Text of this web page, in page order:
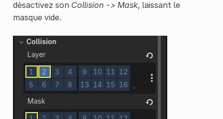
désactivez son Collision -> Mask, laissant le
masque vide.